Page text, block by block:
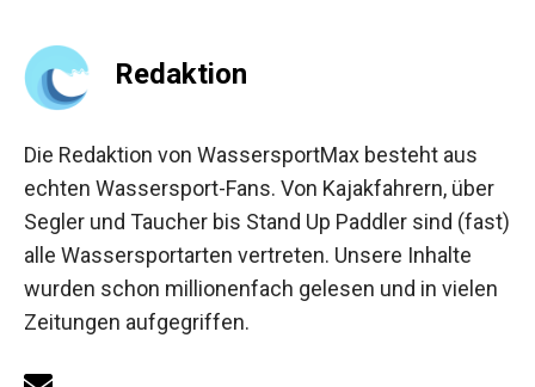
Redaktion
Die Redaktion von WassersportMax besteht aus
echten Wassersport-Fans. Von Kajakfahrern, über
Segler und Taucher bis Stand Up Paddler sind (fast)
alle Wassersportarten vertreten. Unsere Inhalte
wurden schon millionenfach gelesen und in vielen
Zeitungen aufgegriffen.